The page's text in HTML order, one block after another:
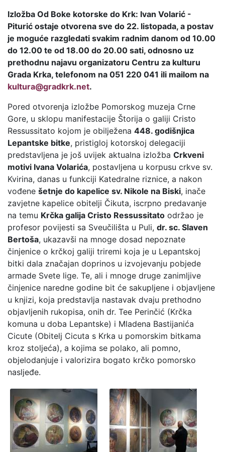
Izložba Od Boke kotorske do Krk: Ivan Volarić -
Piturić ostaje otvorena sve do 22. listopada, a postav
je moguće razgledati svakim radnim danom od 10.00
do 12.00 te od 18.00 do 20.00 sati, odnosno uz
prethodnu najavu organizatoru Centru za kulturu
Grada Krka, telefonom na 051 220 041 ili mailom na
kultura@gradkrk.net.
Pored otvorenja izložbe Pomorskog muzeja Crne
Gore, u sklopu manifestacije Štorija o galiji Cristo
Ressussitato kojom je obilježena 448. godišnjica
Lepantske bitke, pristigloj kotorskoj delegaciji
predstavljena je još uvijek aktualna izložba Crkveni
motivi Ivana Volarića, postavljena u korpusu crkve sv.
Kvirina, danas u funkciji Katedralne riznice, a nakon
vođene šetnje do kapelice sv. Nikole na Biski, inače
zavjetne kapelice obitelji Čikuta, iscrpno predavanje
na temu Krčka galija Cristo Ressussitato održao je
profesor povijesti sa Sveučilišta u Puli, dr. sc. Slaven
Bertoša, ukazavši na mnoge dosad nepoznate
činjenice o krčkoj galiji triremi koja je u Lepantskoj
bitki dala značajan doprinos u izvojevanju pobjede
armade Svete lige. Te, ali i mnoge druge zanimljive
činjenice naredne godine bit će sakupljene i objavljene
u knjizi, koja predstavlja nastavak dvaju prethodno
objavljenih rukopisa, onih dr. Tee Perinčić (Krčka
komuna u doba Lepantske) i Mladena Bastijanića
Cicute (Obitelj Cicuta s Krka u pomorskim bitkama
kroz stoljeća), a kojima se polako, ali pomno,
objelodanjuje i valorizira bogato krčko pomorsko
nasljeđe.